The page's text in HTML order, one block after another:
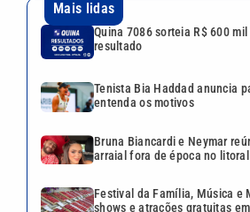
Larissa Manoela ganha
após recurso ser negado pela
Continua após a